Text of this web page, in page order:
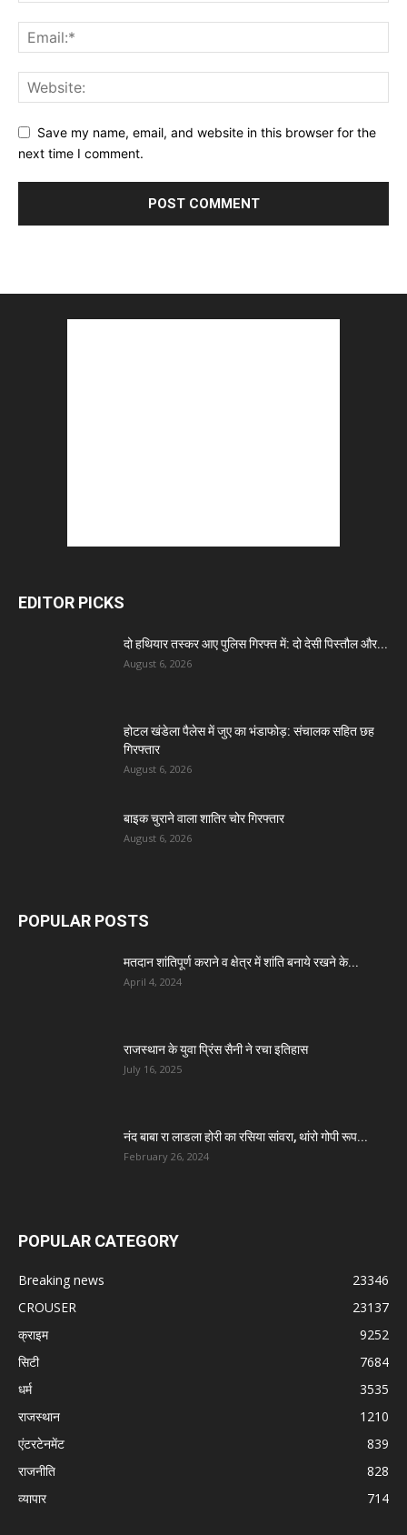
Save my name, email, and website in this browser for the
next time I comment.
EDITOR PICKS
दो हथियार तस्कर आए पुलिस गिरफ्त में: दो देसी पिस्तौल और...
August 6, 2026
होटल खंडेला पैलेस में जुए का भंडाफोड़: संचालक सहित छह
गिरफ्तार
August 6, 2026
बाइक चुराने वाला शातिर चोर गिरफ्तार
August 6, 2026
POPULAR POSTS
मतदान शांतिपूर्ण कराने व क्षेत्र में शांति बनाये रखने के...
April 4, 2024
राजस्थान के युवा प्रिंस सैनी ने रचा इतिहास
July 16, 2025
नंद बाबा रा लाडला होरी का रसिया सांवरा, थांरो गोपी रूप...
February 26, 2024
POPULAR CATEGORY
Breaking news
23346
CROUSER
23137
क्राइम
9252
सिटी
7684
धर्म
3535
राजस्थान
1210
एंटरटेनमेंट
839
राजनीति
828
व्यापार
714